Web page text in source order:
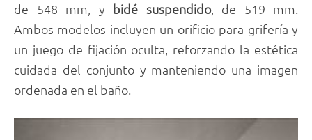
de 548 mm, y bidé suspendido, de 519 mm.
Ambos modelos incluyen un orificio para grifería y
un juego de fijación oculta, reforzando la estética
cuidada del conjunto y manteniendo una imagen
ordenada en el baño.